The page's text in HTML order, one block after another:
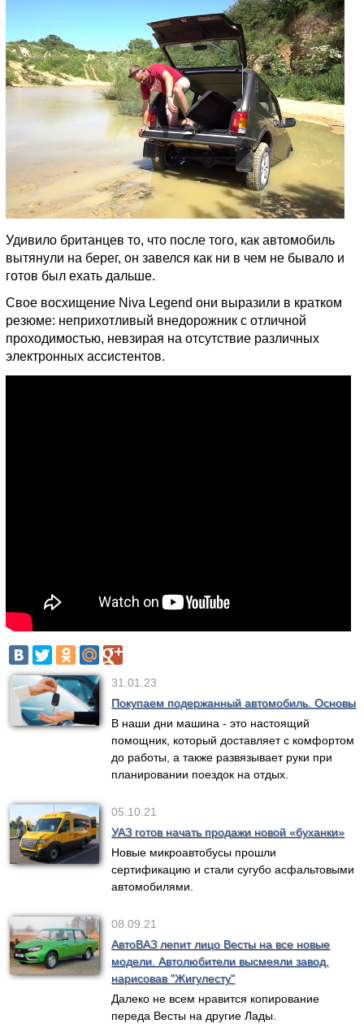
Удивило британцев то, что после того, как автомобиль
вытянули на берег, он завелся как ни в чем не бывало и
готов был ехать дальше.
Свое восхищение Niva Legend они выразили в кратком
резюме: неприхотливый внедорожник с отличной
проходимостью, невзирая на отсутствие различных
электронных ассистентов.
31.01.23
Покупаем подержанный автомобиль. Основы
В наши дни машина - это настоящий
помощник, который доставляет с комфортом
до работы, а также развязывает руки при
планировании поездок на отдых.
05.10.21
УАЗ готов начать продажи новой «буханки»
Новые микроавтобусы прошли
сертификацию и стали сугубо асфальтовыми
автомобилями.
08.09.21
АвтоВАЗ лепит лицо Весты на все новые
модели. Автолюбители высмеяли завод,
нарисовав "Жигулесту"
Далеко не всем нравится копирование
переда Весты на другие Лады.